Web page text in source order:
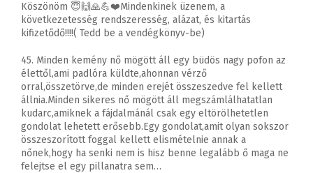
Köszönöm 😇🙌🙏💪❤️Mindenkinek üzenem, a
következetesség rendszeresség, alázat, és kitartás
kifizetődő!!!!( Tedd be a vendégkönyv-be)
45. Minden kemény nő mögött áll egy büdös nagy pofon az
élettől,ami padlóra küldte,ahonnan vérző
orral,összetörve,de minden erejét összeszedve fel kellett
állnia.Minden sikeres nő mögött áll megszámlálhatatlan
kudarc,amiknek a fájdalmánál csak egy eltörölhetetlen
gondolat lehetett erősebb.Egy gondolat,amit olyan sokszor
összeszorított foggal kellett elismételnie annak a
nőnek,hogy ha senki nem is hisz benne legalább ő maga ne
felejtse el egy pillanatra sem…